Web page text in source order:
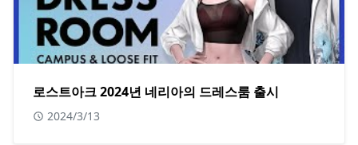
로스트아크 2024년 네리아의 드레스룸 출시
2024/3/13